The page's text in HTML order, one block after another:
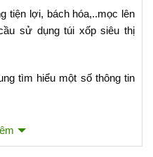
tiện lợi, bách hóa,..mọc lên
sử dụng túi xốp siêu thị
tìm hiểu một số thông tin
THỊ ?